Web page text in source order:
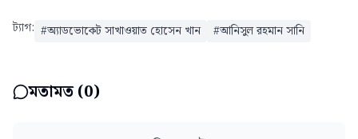
ট্যাগ: #অ্যাডভোকেট সাখাওয়াত হোসেন খান #আনিসুল রহমান সানি
মতামত (0)